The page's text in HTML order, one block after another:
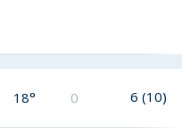
18° 0 6 (10)